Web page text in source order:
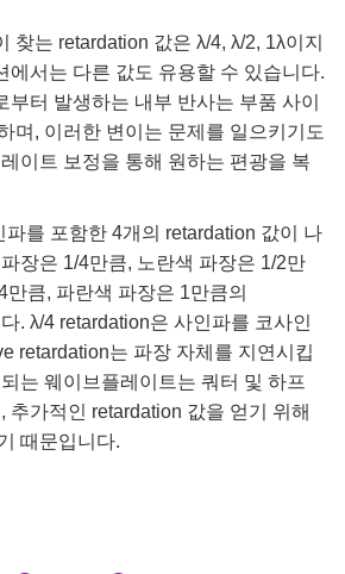
찾는 retardation 값은 λ/4, λ/2, 1λ이지
에서는 다른 값도 유용할 수 있습니다.
부터 발생하는 내부 반사는 부품 사이
며, 이러한 변이는 문제를 일으키기도
이트 보정을 통해 원하는 편광을 복
파를 포함한 4개의 retardation 값이 나
장은 1/4만큼, 노란색 파장은 1/2만
만큼, 파란색 파장은 1만큼의
. λ/4 retardation은 사인파를 코사인
retardation는 파장 자체를 지연시킵
는 웨이브플레이트는 쿼터 및 하프
추가적인 retardation 값을 얻기 위해
때문입니다.